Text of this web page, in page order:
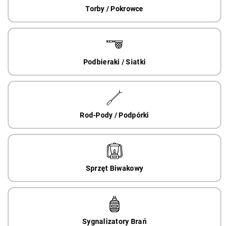
Torby / Pokrowce
Podbieraki / Siatki
Rod-Pody / Podpórki
Sprzęt Biwakowy
Sygnalizatory Brań